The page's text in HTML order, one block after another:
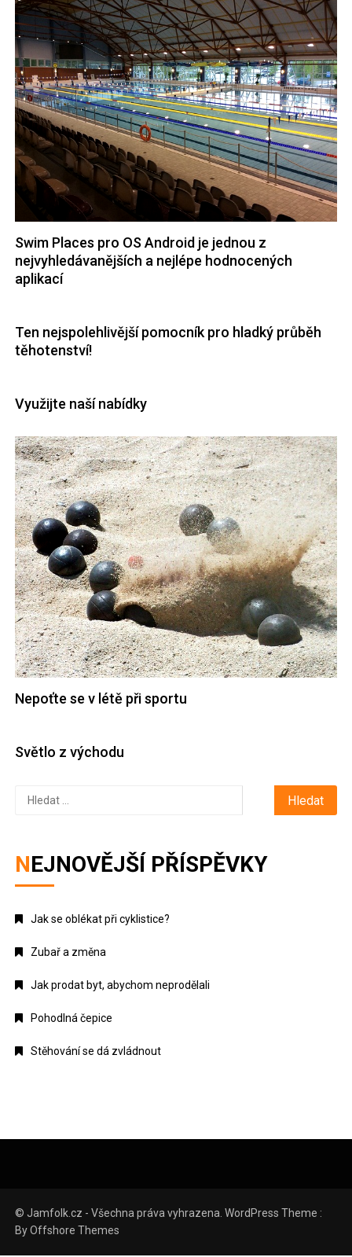
Swim Places pro OS Android je jednou z
nejvyhledávanějších a nejlépe hodnocených
aplikací
Ten nejspolehlivější pomocník pro hladký průběh
těhotenství!
Využijte naší nabídky
Nepoťte se v létě při sportu
Světlo z východu
Vyhledávání
NEJNOVĚJŠÍ PŘÍSPĚVKY
Jak se oblékat při cyklistice?
Zubař a změna
Jak prodat byt, abychom neprodělali
Pohodlná čepice
Stěhování se dá zvládnout
© Jamfolk.cz - Všechna práva vyhrazena. WordPress Theme :
ByOffshore Themes